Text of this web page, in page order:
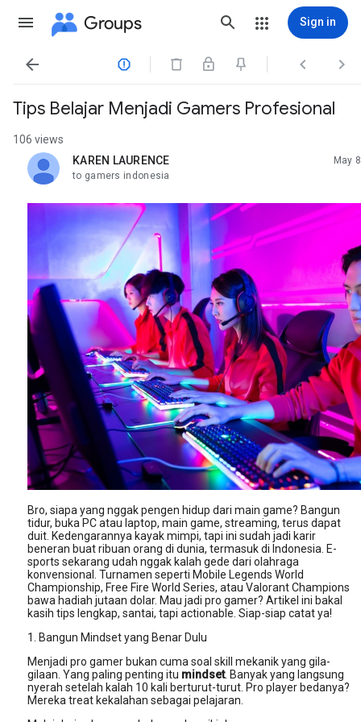
Groups Sign in
   
Tips Belajar Menjadi Gamers Profesional
106 views
KAREN LAURENCE
unread,
May 8
to gamers indonesia
Bro, siapa yang nggak pengen hidup dari main game? Bangun
tidur, buka PC atau laptop, main game, streaming, terus dapat
duit. Kedengarannya kayak mimpi, tapi ini sudah jadi karir
beneran buat ribuan orang di dunia, termasuk di Indonesia. E-
sports sekarang udah nggak kalah gede dari olahraga
konvensional. Turnamen seperti Mobile Legends World
Championship, Free Fire World Series, atau Valorant Champions
bawa hadiah jutaan dolar. Mau jadi pro gamer? Artikel ini bakal
kasih tips lengkap, santai, tapi actionable. Siap-siap catat ya!
1. Bangun Mindset yang Benar Dulu
Menjadi pro gamer bukan cuma soal skill mekanik yang gila-
gilaan. Yang paling penting itu mindset. Banyak yang langsung
nyerah setelah kalah 10 kali berturut-turut. Pro player bedanya?
Mereka treat kekalahan sebagai pelajaran.